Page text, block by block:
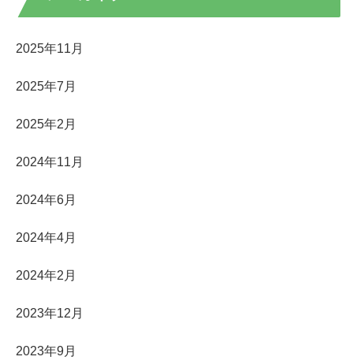
2025年11月
2025年7月
2025年2月
2024年11月
2024年6月
2024年4月
2024年2月
2023年12月
2023年9月